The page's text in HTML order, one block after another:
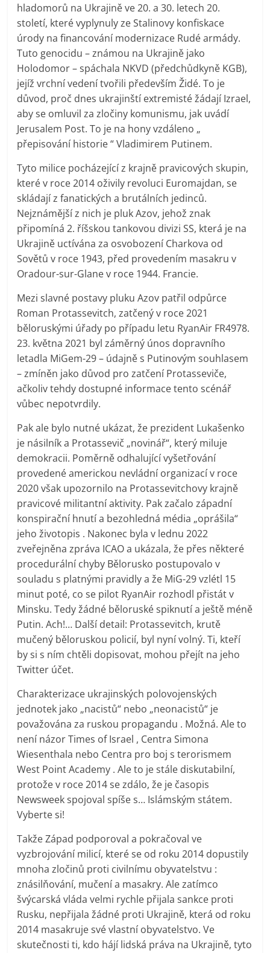
hladomorů na Ukrajině ve 20. a 30. letech 20.
století, které vyplynuly ze Stalinovy ​​konfiskace
úrody na financování modernizace Rudé armády.
Tuto genocidu – známou na Ukrajině jako
Holodomor – spáchala NKVD (předchůdkyně KGB),
jejíž vrchní vedení tvořili především Židé. To je
důvod, proč dnes ukrajinští extremisté žádají Izrael,
aby se omluvil za zločiny komunismu, jak uvádí
Jerusalem Post. To je na hony vzdáleno „
přepisování historie “ Vladimirem Putinem.
Tyto milice pocházející z krajně pravicových skupin,
které v roce 2014 oživily revoluci Euromajdan, se
skládají z fanatických a brutálních jedinců.
Nejznámější z nich je pluk Azov, jehož znak
připomíná 2. říšskou tankovou divizi SS, která je na
Ukrajině uctívána za osvobození Charkova od
Sovětů v roce 1943, před provedením masakru v
Oradour-sur-Glane v roce 1944. Francie.
Mezi slavné postavy pluku Azov patřil odpůrce
Roman Protassevitch, zatčený v roce 2021
běloruskými úřady po případu letu RyanAir FR4978.
23. května 2021 byl záměrný únos dopravního
letadla MiGem-29 – údajně s Putinovým souhlasem
– zmíněn jako důvod pro zatčení Protasseviče,
ačkoliv tehdy dostupné informace tento scénář
vůbec nepotvrdily.
Pak ale bylo nutné ukázat, že prezident Lukašenko
je násilník a Protassevič „novinář“, který miluje
demokracii. Poměrně odhalující vyšetřování
provedené americkou nevládní organizací v roce
2020 však upozornilo na Protassevitchovy krajně
pravicové militantní aktivity. Pak začalo západní
konspirační hnutí a bezohledná média „oprášila“
jeho životopis . Nakonec byla v lednu 2022
zveřejněna zpráva ICAO a ukázala, že přes některé
procedurální chyby Bělorusko postupovalo v
souladu s platnými pravidly a že MiG-29 vzlétl 15
minut poté, co se pilot RyanAir rozhodl přistát v
Minsku. Tedy žádné běloruské spiknutí a ještě méně
Putin. Ach!… Další detail: Protassevitch, krutě
mučený běloruskou policií, byl nyní volný. Ti, kteří
by si s ním chtěli dopisovat, mohou přejít na jeho
Twitter účet.
Charakterizace ukrajinských polovojenských
jednotek jako „nacistů“ nebo „neonacistů“ je
považována za ruskou propagandu . Možná. Ale to
není názor Times of Israel , Centra Simona
Wiesenthala nebo Centra pro boj s terorismem
West Point Academy . Ale to je stále diskutabilní,
protože v roce 2014 se zdálo, že je časopis
Newsweek spojoval spíše s… Islámským státem.
Vyberte si!
Takže Západ podporoval a pokračoval ve
vyzbrojování milicí, které se od roku 2014 dopustily
mnoha zločinů proti civilnímu obyvatelstvu :
znásilňování, mučení a masakry. Ale zatímco
švýcarská vláda velmi rychle přijala sankce proti
Rusku, nepřijala žádné proti Ukrajině, která od roku
2014 masakruje své vlastní obyvatelstvo. Ve
skutečnosti ti, kdo hájí lidská práva na Ukrajině, tyto